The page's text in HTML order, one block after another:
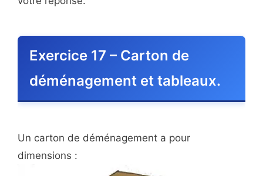
Exercice 17 – Carton de
déménagement et tableaux.
Un carton de déménagement a pour
dimensions :